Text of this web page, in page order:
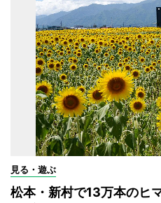
見る・遊ぶ
松本・新村で13万本の